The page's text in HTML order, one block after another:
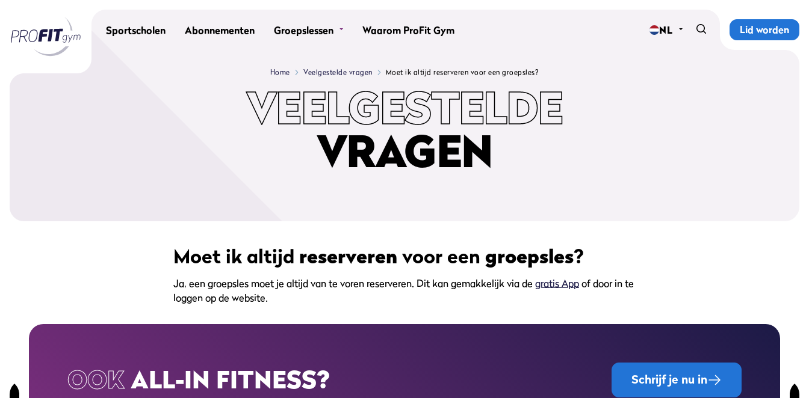
Sportscholen Abonnementen Groepslessen
Waarom ProFit Gym
Abonnementen
NL Lid worden
Home Veelgestelde vragen Moet ik altijd reserveren voor een groepsles?
VEELGESTELDE
VRAGEN
Moet ik altijd reserverenvoor eengroepsles?
Ja, een groepsles moet je altijd van te voren reserveren. Dit kan gemakkelijk via de gratis Appof door in te
loggen op de website.
OOKALL-IN FITNESS? Schrijf je nu in